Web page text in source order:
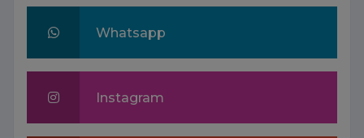
Whatsapp
Instagram